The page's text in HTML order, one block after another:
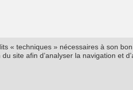
« techniques » nécessaires à son
du site afin d’analyser la navigation et